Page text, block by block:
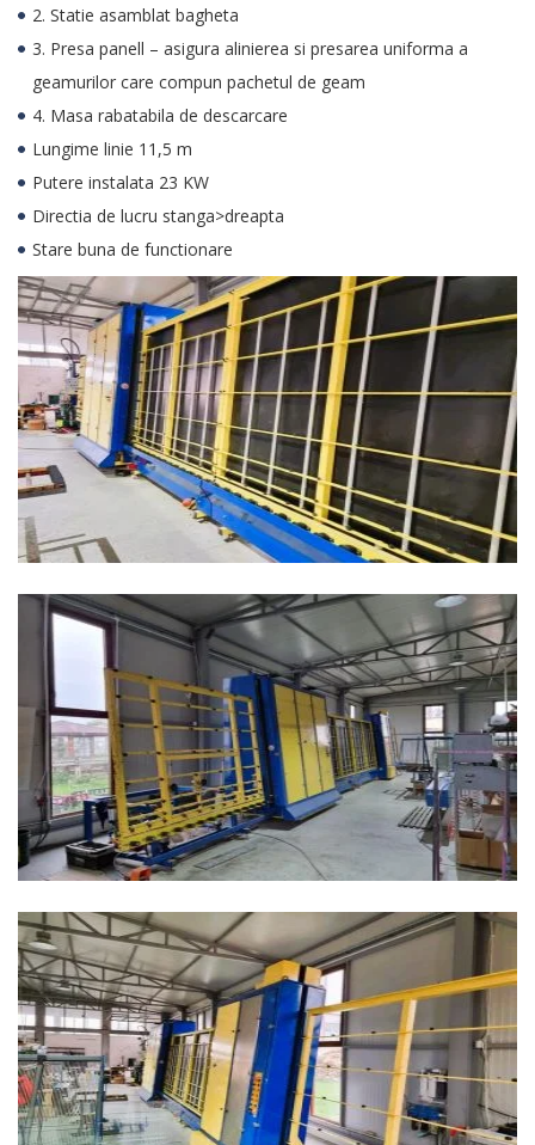
2. Statie asamblat bagheta
3. Presa panell – asigura alinierea si presarea uniforma a
geamurilor care compun pachetul de geam
4. Masa rabatabila de descarcare
Lungime linie 11,5 m
Putere instalata 23 KW
Directia de lucru stanga>dreapta
Stare buna de functionare